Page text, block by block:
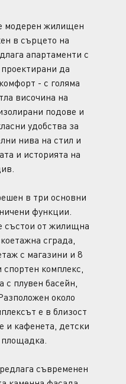
модерен жилищен
в сърцето на
апартаменти с
да
- с голяма
височина на
подове и
удобства за
нива на стил и
и историята на
в три основни
функции.
състои от жилищна
сграда,
с магазини и 8
комплекс,
с плувен басейн,
около
е в близост
и кафенета, детски
площадка.
съвременен